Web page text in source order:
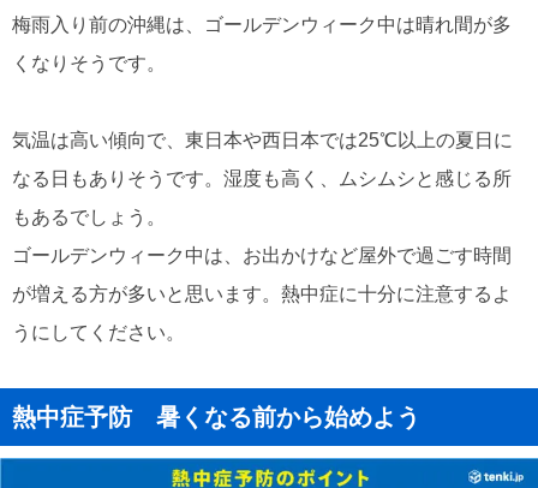
梅雨入り前の沖縄は、ゴールデンウィーク中は晴れ間が多
くなりそうです。
気温は高い傾向で、東日本や西日本では25℃以上の夏日に
なる日もありそうです。湿度も高く、ムシムシと感じる所
もあるでしょう。
ゴールデンウィーク中は、お出かけなど屋外で過ごす時間
が増える方が多いと思います。熱中症に十分に注意するよ
うにしてください。
熱中症予防 暑くなる前から始めよう